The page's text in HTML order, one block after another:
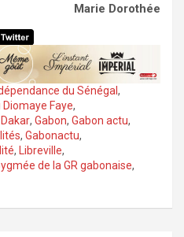
Marie Dorothée
du Sénégal ,
Diomaye Faye,
Dakar, Gabon, Gabon actu,
, Gabonactu,
, Libreville,
de la GR gabonaise,